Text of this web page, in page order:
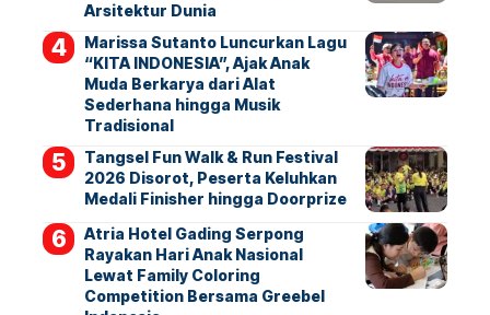
Arsitektur Dunia
Marissa Sutanto Luncurkan Lagu
“KITA INDONESIA”, Ajak Anak
Muda Berkarya dari Alat
Sederhana hingga Musik
Tradisional
Tangsel Fun Walk & Run Festival
2026 Disorot, Peserta Keluhkan
Medali Finisher hingga Doorprize
Atria Hotel Gading Serpong
Rayakan Hari Anak Nasional
Lewat Family Coloring
Competition Bersama Greebel